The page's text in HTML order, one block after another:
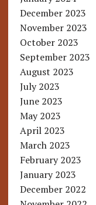
December 2023
November 2023
October 2023
September 2023
August 2023
July 2023
June 2023
May 2023
April 2023
March 2023
February 2023
January 2023
December 2022